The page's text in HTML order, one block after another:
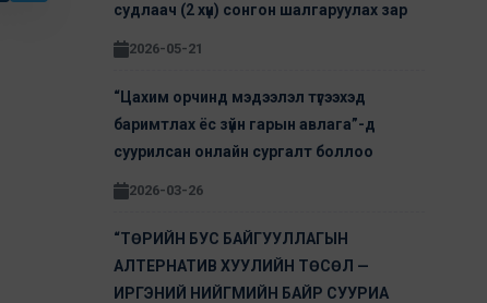
судлаач (2 хүн) сонгон шалгаруулах зар
2026-05-21
“Цахим орчинд мэдээлэл түгээхэд
баримтлах ёс зүйн гарын авлага”-д
суурилсан онлайн сургалт боллоо
2026-03-26
“ТӨРИЙН БУС БАЙГУУЛЛАГЫН
АЛТЕРНАТИВ ХУУЛИЙН ТӨСӨЛ —
ИРГЭНИЙ НИЙГМИЙН БАЙР СУУРИА